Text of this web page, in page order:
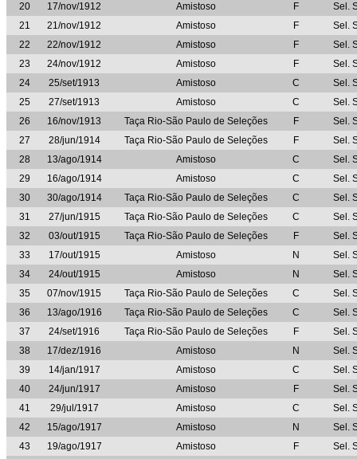
20
17/nov/1912 Amistoso F
Sel.
21
21/nov/1912 Amistoso F
Sel.
22
22/nov/1912 Amistoso F
Sel.
23
24/nov/1912 Amistoso F
Sel.
24
25/set/1913 Amistoso C
Sel.
25
27/set/1913 Amistoso C
Sel.
26
16/nov/1913 Taça Rio-São Paulo de Seleções F
Sel.
27
28/jun/1914 Taça Rio-São Paulo de Seleções F
Sel.
28
13/ago/1914 Amistoso C
Sel.
29
16/ago/1914 Amistoso C
Sel.
30
30/ago/1914 Taça Rio-São Paulo de Seleções C
Sel.
31
27/jun/1915 Taça Rio-São Paulo de Seleções C
Sel.
32
03/out/1915 Taça Rio-São Paulo de Seleções F
Sel.
33
17/out/1915 Amistoso N
Sel.
34
24/out/1915 Amistoso N
Sel.
35
07/nov/1915 Taça Rio-São Paulo de Seleções C
Sel.
36
13/ago/1916 Taça Rio-São Paulo de Seleções C
Sel.
37
24/set/1916 Taça Rio-São Paulo de Seleções F
Sel.
38
17/dez/1916 Amistoso N
Sel.
39
14/jan/1917 Amistoso C
Sel.
40
24/jun/1917 Amistoso F
Sel.
41
29/jul/1917 Amistoso C
Sel.
42
15/ago/1917 Amistoso N
Sel.
43
19/ago/1917 Amistoso F
Sel.